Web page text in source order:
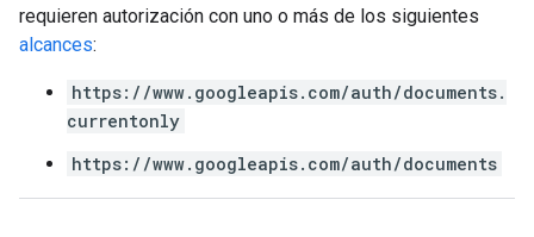
requieren autorización con uno o más de los siguientes
alcances:
https://www.googleapis.com/auth/documents.
currentonly
https://www.googleapis.com/auth/documents